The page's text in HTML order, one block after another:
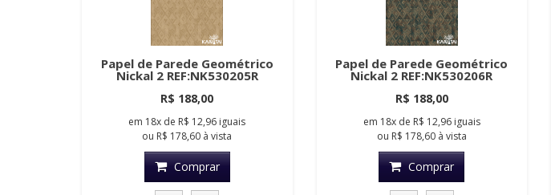
Papel de Parede Geométrico
Nickal 2 REF:NK530205R
R$ 188,00
em 18x de R$ 12,96 iguais
ou R$ 178,60 à vista
Comprar
Papel de Parede Geométrico
Nickal 2 REF:NK530206R
R$ 188,00
em 18xde R$ 12,96 iguais
ou R$ 178,60à vista
Comprar